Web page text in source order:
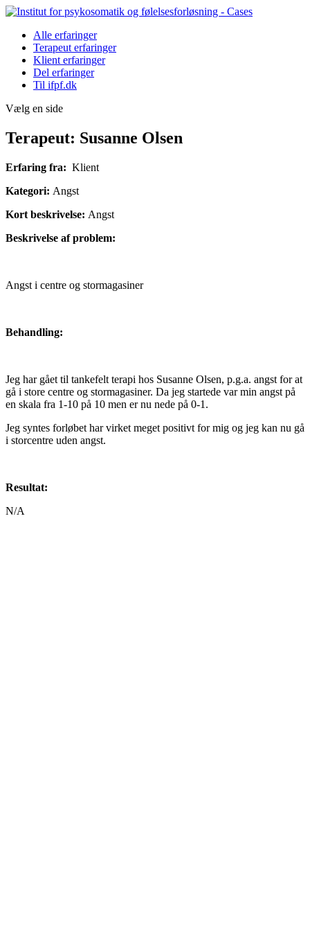
Alle erfaringer
Terapeut erfaringer
Klient erfaringer
Del erfaringer
Til ifpf.dk
Vælg en side
Terapeut: Susanne Olsen
Erfaring fra: Klient
Kategori: Angst
Kort beskrivelse: Angst
Beskrivelse af problem:
Angst i centre og stormagasiner
Behandling:
Jeg har gået til tankefelt terapi hos Susanne Olsen, p.g.a. angst for at
gå i store centre og stormagasiner. Da jeg startede var min angst på
en skala fra 1-10 på 10 men er nu nede på 0-1.
Jeg syntes forløbet har virket meget positivt for mig og jeg kan nu gå
i storcentre uden angst.
Resultat:
N/A